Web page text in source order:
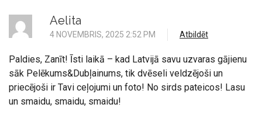
Aelita
4 NOVEMBRIS, 2025 2:52 PM Atbildēt
Paldies, Zanīt! Īsti laikā – kad Latvijā savu uzvaras gājienu
sāk Pelēkums&Dubļainums, tik dvēseli veldzējoši un
priecējoši ir Tavi ceļojumi un foto! No sirds pateicos! Lasu
un smaidu, smaidu, smaidu!